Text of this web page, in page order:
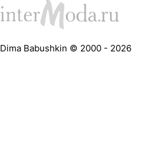
Dima Babushkin © 2000 - 2026